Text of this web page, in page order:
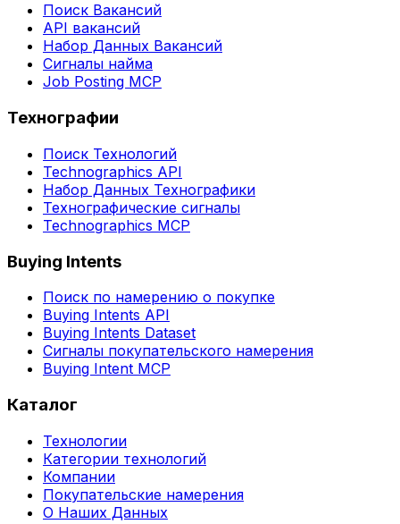
Поиск Вакансий
API вакансий
Набор Данных Вакансий
Сигналы найма
Job Posting MCP
Технографии
Поиск Технологий
Technographics API
Набор Данных Технографики
Технографические сигналы
Technographics MCP
Buying Intents
Поиск по намерению о покупке
Buying Intents API
Buying Intents Dataset
Сигналы покупательского намерения
Buying Intent MCP
Каталог
Технологии
Категории технологий
Компании
Покупательские намерения
О Наших Данных